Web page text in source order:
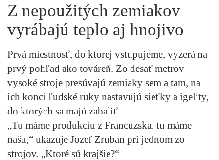
Z nepoužitých zemiakov
vyrábajú teplo aj hnojivo
Prvá miestnosť, do ktorej vstupujeme, vyzerá na
prvý pohľad ako továreň. Zo desať metrov
vysoké stroje presúvajú zemiaky sem a tam, na
ich konci ľudské ruky nastavujú sieťky a igelity,
do ktorých sa majú zabaliť.
„Tu máme produkciu z Francúzska, tu máme
našu,“ ukazuje Jozef Zruban pri jednom zo
strojov. „Ktoré sú krajšie?“